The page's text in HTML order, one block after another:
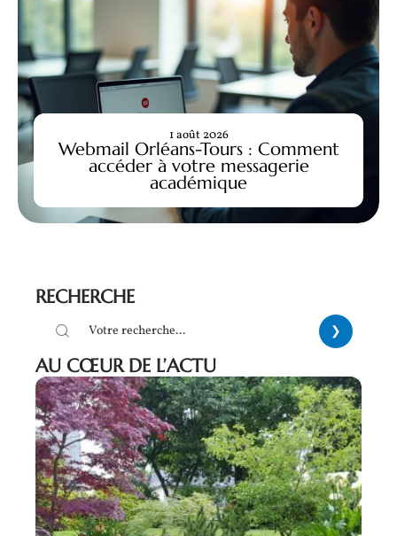
Webmail Orléans-Tours : Comment
accéder à votre messagerie
académique
1 août 2026
RECHERCHE
AU CŒUR DE L’ACTU